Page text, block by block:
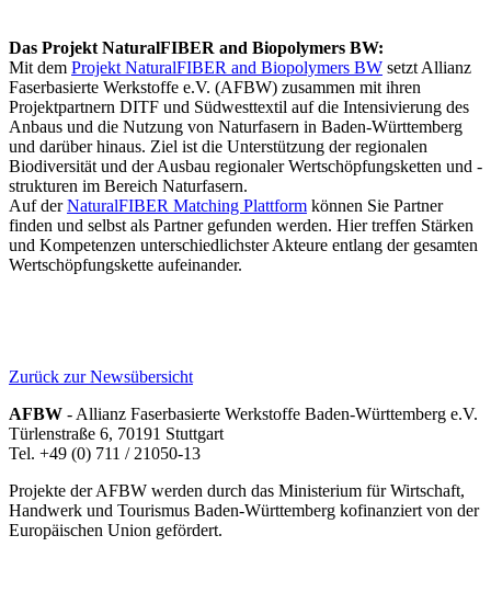
Das Projekt NaturalFIBER and Biopolymers BW:
Mit dem Projekt NaturalFIBER and Biopolymers BW setzt Allianz
Faserbasierte Werkstoffe e.V. (AFBW) zusammen mit ihren
Projektpartnern DITF und Südwesttextil auf die Intensivierung des
Anbaus und die Nutzung von Naturfasern in Baden-Württemberg
und darüber hinaus. Ziel ist die Unterstützung der regionalen
Biodiversität und der Ausbau regionaler Wertschöpfungsketten und -
strukturen im Bereich Naturfasern.
Auf derNaturalFIBER Matching Plattform können Sie Partner
finden und selbst als Partner gefunden werden. Hier treffen Stärken
und Kompetenzen unterschiedlichster Akteure entlang der gesamten
Wertschöpfungskette aufeinander.
Zurück zur Newsübersicht
AFBW - Allianz Faserbasierte Werkstoffe Baden-Württemberg e.V.
Türlenstraße 6, 70191 Stuttgart
Tel. +49 (0) 711 / 21050-13
Projekte der AFBW werden durch das Ministerium für Wirtschaft,
Handwerk und Tourismus Baden-Württemberg kofinanziert von der
Europäischen Union gefördert.